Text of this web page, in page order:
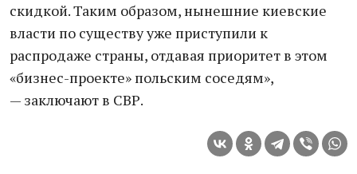
скидкой. Таким образом, нынешние киевские
власти по существу уже приступили к
распродаже страны, отдавая приоритет в этом
«бизнес-проекте» польским соседям»,
— заключают в СВР.